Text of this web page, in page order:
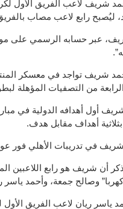
شريف لاعب الفريق الأول
ليُصبح رابع لاعب مصاب
عبر حسابه الرسمي على موقع
شريف تواجد في معسكر
من التصفيات المؤهلة
أول أهدافه الدولية في
أهداف مقابل هدف.
في تدريبات الأهلي فور
أن شريف هو رابع
وصالح جمعة، وأحمد ياسر
ياسر ريان لاعب الفريق الأول